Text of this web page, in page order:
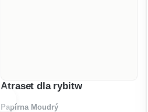
Atraset dla rybitw
Papírna Moudrý